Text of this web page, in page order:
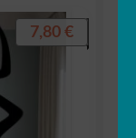
7,80 €